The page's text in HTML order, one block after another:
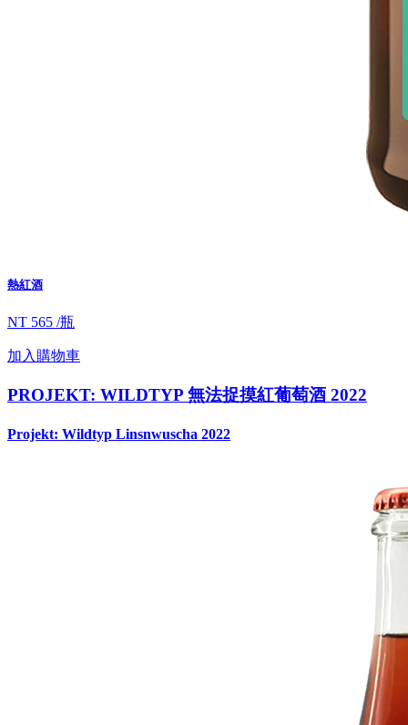
熱紅酒
NT 565 /瓶
加入購物車
PROJEKT: WILDTYP 無法捉摸紅葡萄酒 2022
Projekt: Wildtyp Linsnwuscha 2022